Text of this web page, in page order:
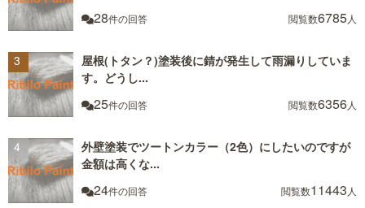
28件の回答 閲覧数6785人
屋根(トタン？)塗装後に錆が発生して雨漏りしていま
す。どうし...
25件の回答 閲覧数6356人
外壁塗装でツートンカラー（2色）にしたいのですが
金額は高くな...
24件の回答 閲覧数11443 人